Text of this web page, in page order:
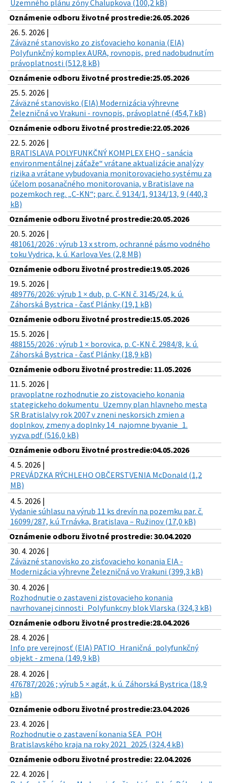
Územného plánu zóny Chalupkova (100,2 kB)
Oznámenie odboru životné prostredie:26.05.2026
26. 5. 2026 |
Záväzné stanovisko zo zisťovacieho konania (EIA)
Polyfunkčný komplex AURA, rovnopis, pred nadobudnutím
právoplatnosti (512,8 kB)
Oznámenie odboru životné prostredie:25.05.2026
25. 5. 2026 |
Záväzné stanovisko (EIA) Modernizácia výhrevne
Železničná vo Vrakuni - rovnopis, právoplatné (454,7 kB)
Oznámenie odboru životné prostredie:22.05.2026
22. 5. 2026 |
BRATISLAVA POLYFUNKČNÝ KOMPLEX EHQ - sanácia
environmentálnej záťaže“ vrátane aktualizácie analýzy
rizika a vrátane vybudovania monitorovacieho systému za
účelom posanačného monitorovania, v Bratislave na
pozemkoch reg. „C-KN“; parc. č. 9134/1, 9134/13, 9 (440,3
kB)
Oznámenie odboru životné prostredie:20.05.2026
20. 5. 2026 |
481061/2026 : výrub 13 x strom, ochranné pásmo vodného
toku Vydrica, k. ú. Karlova Ves (2,8 MB)
Oznámenie odboru životné prostredie:19.05.2026
19. 5. 2026 |
489776/2026: výrub 1 × dub, p. C-KN č. 3145/24, k. ú.
Záhorská Bystrica - časť Plánky (19,1 kB)
Oznámenie odboru životné prostredie:15.05.2026
15. 5. 2026 |
488155/2026 : výrub 1 × borovica, p. C-KN č. 2984/8, k. ú.
Záhorská Bystrica - časť Plánky (18,9 kB)
Oznámenie odboru životné prostredie: 11.05.2026
11. 5. 2026 |
pravoplatne rozhodnutie zo zistovacieho konania
stategickeho dokumentu_Uzemny plan hlavneho mesta
SR Bratislalvy rok 2007 v zneni neskorsich zmien a
doplnkov, zmeny a doplnky 14_najomne byvanie_1.
vyzva.pdf (516,0 kB)
Oznámenie odboru životné prostredie:04.05.2026
4. 5. 2026 |
PREVÁDZKA RÝCHLEHO OBČERSTVENIA McDonald (1,2
MB)
4. 5. 2026 |
Vydanie súhlasu na výrub 11 ks drevín na pozemku par. č.
16099/287, k.ú Trnávka, Bratislava – Ružinov (17,0 kB)
Oznámenie odboru životné prostredie: 30.04.2020
30. 4. 2026 |
Záväzné stanovisko zo zisťovacieho konania EIA -
Modernizácia výhrevne Železničná vo Vrakuni (399,3 kB)
30. 4. 2026 |
Rozhodnutie o zastaveni zistovacieho konania
navrhovanej cinnosti_Polyfunkcny blok Vlarska (324,3 kB)
Oznámenie odboru životné prostredie:28.04.2026
28. 4. 2026 |
Info pre verejnosť (EIA) PATIO_Hraničná_polyfunkčný
objekt - zmena (149,9 kB)
28. 4. 2026 |
476787/2026 ; výrub 5 × agát, k. ú. Záhorská Bystrica (18,9
kB)
Oznámenie odboru životné prostredie:23.04.2026
23. 4. 2026 |
Rozhodnutie o zastavení konania SEA_POH
Bratislavského kraja na roky 2021_2025 (324,4 kB)
Oznámenie odboru životné prostredie: 22.04.2026
22. 4. 2026 |